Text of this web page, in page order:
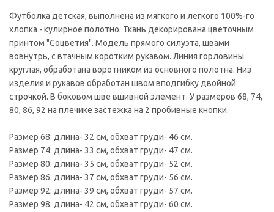
Футболка детская, выполнена из мягкого и легкого 100%-го
хлопка - кулирное полотно. Ткань декорирована цветочным
принтом "Соцветия". Модель прямого силуэта, швами
вовнутрь, с втачным коротким рукавом. Линия горловины
круглая, обработана воротником из основного полотна. Низ
изделия и рукавов обработан швом вподгибку двойной
строчкой. В боковом шве вшивной элемент. У размеров 68, 74,
80, 86, 92 на плечике застежка на 2 пробивные кнопки.
Размер 68: длина- 32 см, обхват груди- 46 см.
Размер 74: длина- 33 см, обхват груди- 47 см.
Размер 80: длина- 35 см, обхват груди- 52 см.
Размер 86: длина- 37 см, обхват груди- 56 см.
Размер 92: длина- 39 см, обхват груди- 57 см.
Размер 98: длина- 42 см, обхват груди- 60 см.